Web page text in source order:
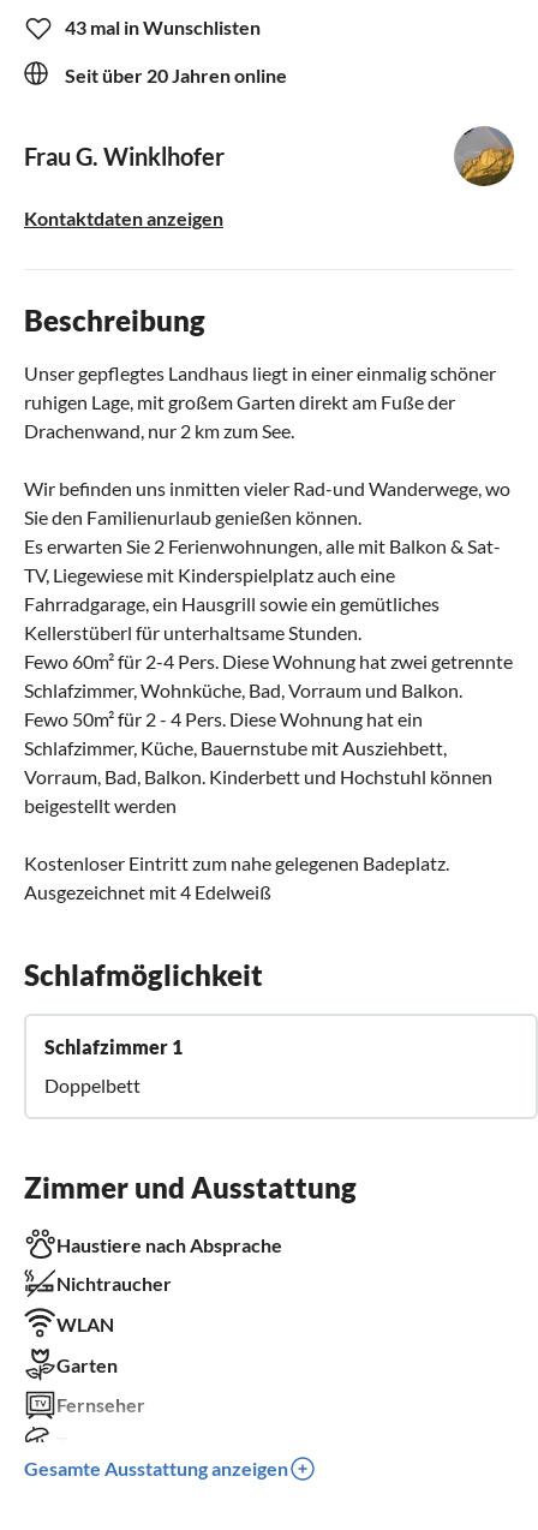
43 mal in Wunschlisten
Seit über 20 Jahren online
Frau G. Winklhofer
Kontaktdaten anzeigen
Beschreibung
Unser gepflegtes Landhaus liegt in einer einmalig schöner
ruhigen Lage, mit großem Garten direkt am Fuße der
Drachenwand, nur 2 km zum See.
Wir befinden uns inmitten vieler Rad-und Wanderwege, wo
Sie den Familienurlaub genießen können.
Es erwarten Sie 2 Ferienwohnungen, alle mit Balkon & Sat-
TV, Liegewiese mit Kinderspielplatz auch eine
Fahrradgarage, ein Hausgrill sowie ein gemütliches
Kellerstüberl für unterhaltsame Stunden.
Fewo 60m² für 2-4 Pers. Diese Wohnung hat zwei getrennte
Schlafzimmer, Wohnküche, Bad, Vorraum und Balkon.
Fewo 50m² für 2 - 4 Pers. Diese Wohnung hat ein
Schlafzimmer, Küche, Bauernstube mit Ausziehbett,
Vorraum, Bad, Balkon. Kinderbett und Hochstuhl können
beigestellt werden
Kostenloser Eintritt zum nahe gelegenen Badeplatz.
Ausgezeichnet mit 4 Edelweiß
Schlafmöglichkeit
Schlafzimmer 1
Doppelbett
Zimmer und Ausstattung
Haustiere nach Absprache
Nichtraucher
WLAN
Garten
Fernseher
Spülmaschine
Gesamte Ausstattung anzeigen